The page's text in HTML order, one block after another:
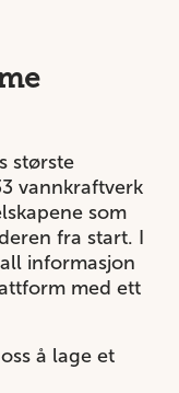
største
vannkraftverk
som
fra start. I
informasjon
med ett
å lage et